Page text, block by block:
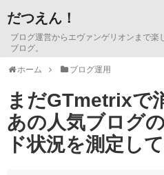
だつえん！
ブログ運営からエヴァンゲリオンまで楽
ブログ。
ホーム ブログ運用
まだGTmetrixで
あの人気ブログ
ド状況を測定し